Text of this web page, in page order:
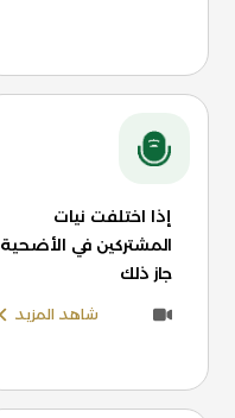
إذا اختلفت نيات
المشتركين في الأضحية
جاز ذلك
شاهد المزيد